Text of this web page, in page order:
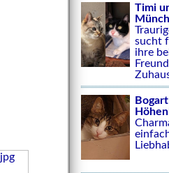
Timi
sucht
ihre